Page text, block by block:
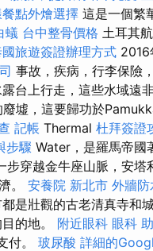
點外燴選擇 這是一個繁
蟻 台中整骨價格 土耳其
旅遊簽證辦理方式 2016
事故，疾病，行李保險
台上行走，這些水域遠
墟，這要歸功於
記帳 Thermal 杜拜簽證
步驟 Water，是羅馬帝國
步穿越金牛座山脈，安塔
。 安養院 新北市 外牆防
是壯觀的古老清真寺和
的地。 附近眼科 眼科
付。 玻尿酸 詳細的